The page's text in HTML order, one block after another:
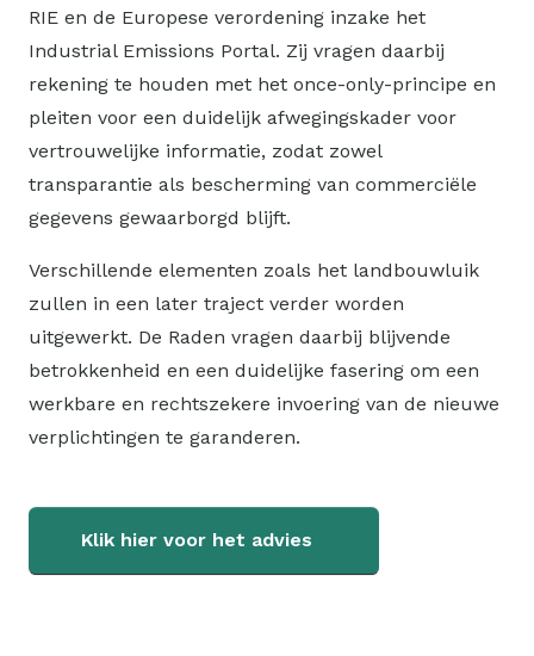
RIE en de Europese verordening inzake het
Industrial Emissions Portal. Zij vragen daarbij
rekening te houden met het once-only-principe en
pleiten voor een duidelijk afwegingskader voor
vertrouwelijke informatie, zodat zowel
transparantie als bescherming van commerciële
gegevens gewaarborgd blijft.
Verschillende elementen zoals het landbouwluik
zullen in een later traject verder worden
uitgewerkt. De Raden vragen daarbij blijvende
betrokkenheid en een duidelijke fasering om een
werkbare en rechtszekere invoering van de nieuwe
verplichtingen te garanderen.
Klik hier voor het advies